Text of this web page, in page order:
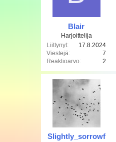
Blair
Harjoittelija
Liittynyt
17.8.2024
Viestejä
7
Reaktioarvo
2
Slightly_sorrowf